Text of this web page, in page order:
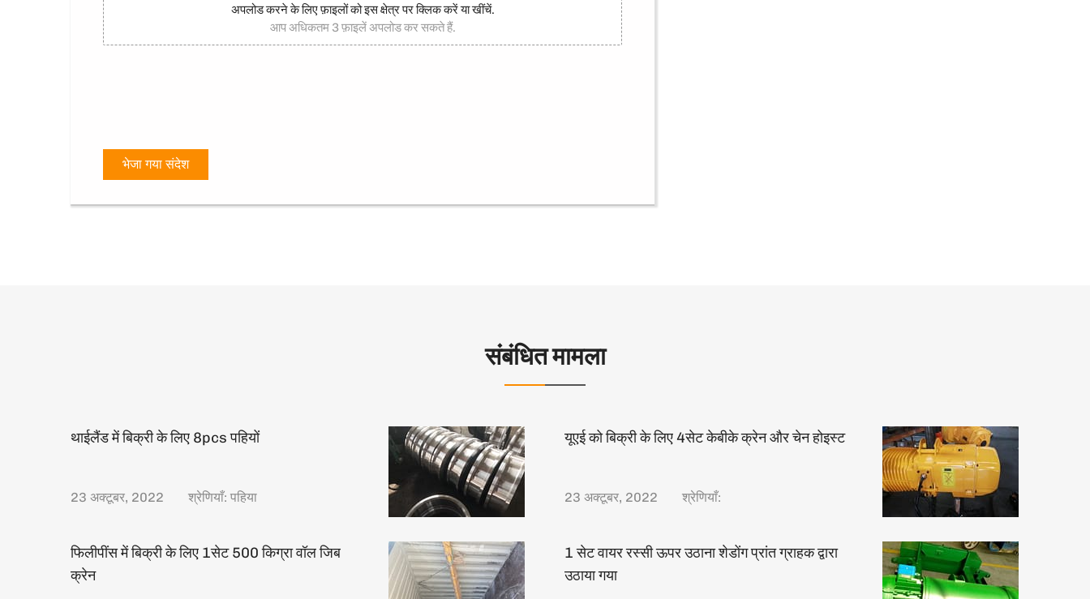
अपलोड करने के लिए फ़ाइलों को इस क्षेत्र पर क्लिक करें या खींचें.
आप अधिकतम 3 फ़ाइलें अपलोड कर सकते हैं.
भेजा गया संदेश
संबंधित मामला
थाईलैंड में बिक्री के लिए 8pcs पहियों
23 अक्टूबर, 2022 श्रेणियाँ: पहिया
यूएई को बिक्री के लिए 4सेट केबीके क्रेन और चेन होइस्ट
23 अक्टूबर, 2022 श्रेणियाँ:
फिलीपींस में बिक्री के लिए 1सेट 500 किग्रा वॉल जिब
क्रेन
1 सेट वायर रस्सी ऊपर उठाना शेडोंग प्रांत ग्राहक द्वारा
उठाया गया